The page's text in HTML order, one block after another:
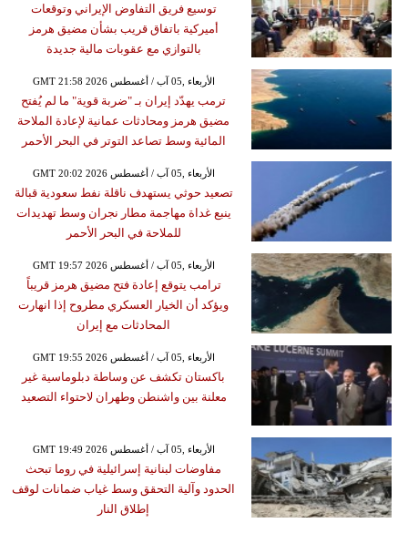
توسيع فريق التفاوض الإيراني وتوقعات
أميركية باتفاق قريب بشأن مضيق هرمز
بالتوازي مع عقوبات مالية جديدة
GMT 21:58 2026 الأربعاء ,05 آب / أغسطس
ترمب يهدّد إيران بـ "ضربة قوية" ما لم يُفتح
مضيق هرمز ومحادثات عمانية لإعادة الملاحة
المائية وسط تصاعد التوتر في البحر الأحمر
GMT 20:02 2026 الأربعاء ,05 آب / أغسطس
تصعيد حوثي يستهدف ناقلة نفط سعودية قبالة
ينبع غداة مهاجمة مطار نجران وسط تهديدات
للملاحة في البحر الأحمر
GMT 19:57 2026 الأربعاء ,05 آب / أغسطس
ترامب يتوقع إعادة فتح مضيق هرمز قريباً
ويؤكد أن الخيار العسكري مطروح إذا انهارت
المحادثات مع إيران
GMT 19:55 2026 الأربعاء ,05 آب / أغسطس
باكستان تكشف عن وساطة دبلوماسية غير
معلنة بين واشنطن وطهران لاحتواء التصعيد
GMT 19:49 2026 الأربعاء ,05 آب / أغسطس
مفاوضات لبنانية إسرائيلية في روما تبحث
الحدود وآلية التحقق وسط غياب ضمانات لوقف
إطلاق النار